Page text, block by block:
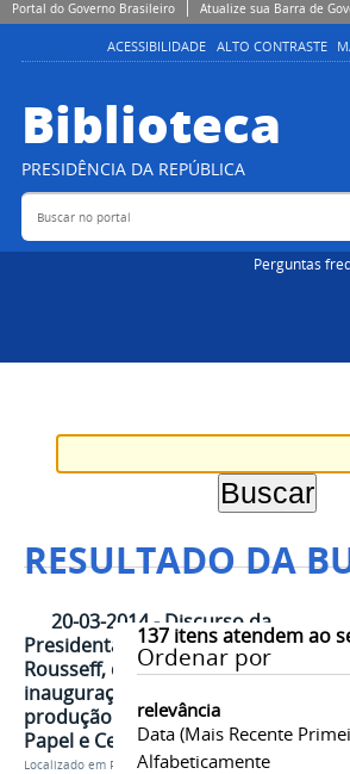
Portal do Governo Brasileiro Atualize sua Barra de
ACESSIBILIDADE ALTO CONTRASTE
Biblioteca
PRESIDÊNCIA DA REPÚBLICA
Buscar no portal
Perguntas
RESULTADO DA
137itens atendem ao
Ordenar por
relevância
Data (mais Recente
Alfabeticamente
20-03-2014 - Discurso da
Presidenta da República, Dilma
Rousseff, durante cerimônia de
inauguração da unidade de
produção de celulose da Suzano
Papel e Celulose - Imperatriz/MA
Localizado em Presidência /…/Discursos /